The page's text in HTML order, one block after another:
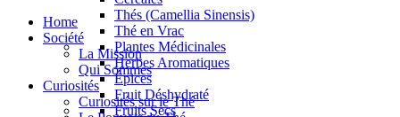
Thés (Camellia Sinensis)
Thé en Vrac
Plantes Médicinales
Herbes Aromatiques
Épices
Fruit Déshydraté
Fruits Secs
Home
Société
La Mission
Qui Sommes
Curiosités
Curiosités sur le Thé